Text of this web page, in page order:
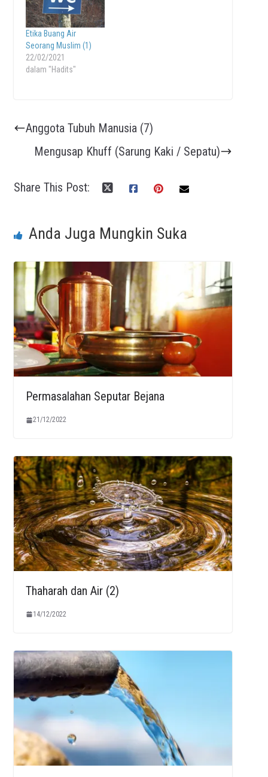
Etika Buang Air
Seorang Muslim (1)
22/02/2021
dalam "Hadits"
Anggota Tubuh Manusia (7)
Mengusap Khuff (Sarung Kaki / Sepatu)
Share This Post:
Anda Juga Mungkin Suka
Permasalahan Seputar Bejana
21/12/2022
Thaharah dan Air (2)
14/12/2022